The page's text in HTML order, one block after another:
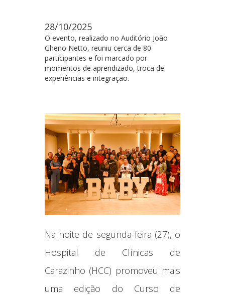
28/10/2025
O evento, realizado no Auditório João
Gheno Netto, reuniu cerca de 80
participantes e foi marcado por
momentos de aprendizado, troca de
experiências e integração.
Na noite de segunda-feira (27), o
Hospital de Clínicas de
Carazinho (HCC) promoveu mais
uma edição do Curso de